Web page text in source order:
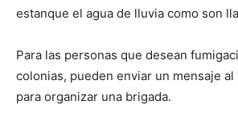
estanque el agua de lluvia como son
Para las personas que desean
colonias, pueden enviar un mensaje
para organizar una brigada.